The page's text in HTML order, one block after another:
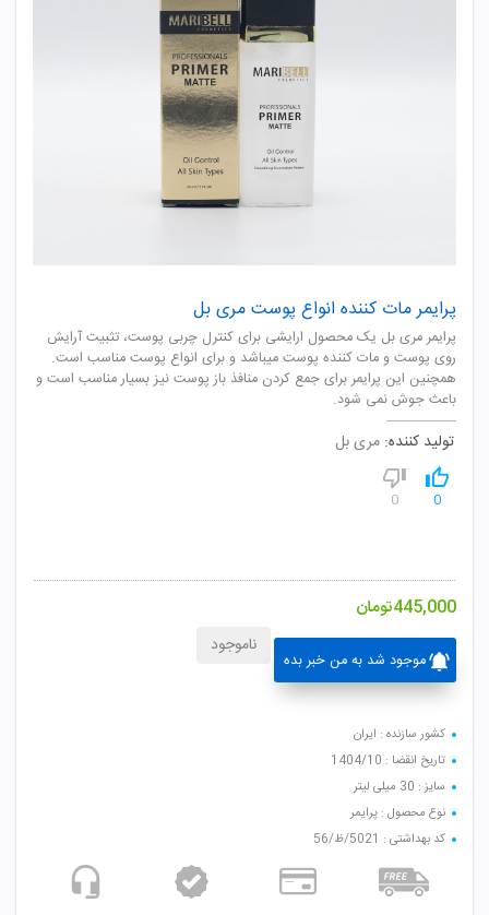
پرایمر مات کننده انواع پوست مری بل
پرایمر مری بل یک محصول ارایشی برای کنترل چربی پوست، تثبیت آرایش
روی پوست و مات کننده پوست میباشد و برای انواع پوست مناسب است.
همچنین این پرایمر برای جمع کردن منافذ باز پوست نیز بسیار مناسب است و
باعث جوش نمی شود.
تولید کننده: مری بل
0
0
445,000تومان
موجود شد به من خبر بده
ناموجود
کشور سازنده : ایران
تاریخ انقضا : 1404/10
سایز : 30 میلی لیتر
نوع محصول : پرایمر
کد بهداشتی : 5021/ظ/56